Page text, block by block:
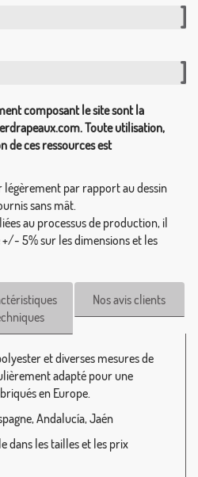
composant le site sont la
Toute utilisation,
ces ressources est
par rapport au dessin
sans mât.
au processus de production, il
5% sur les dimensions et les
Nos avis clients
et diverses mesures de
adapté pour une
en Europe.
Andalucía, Jaén
dans les tailles et les prix